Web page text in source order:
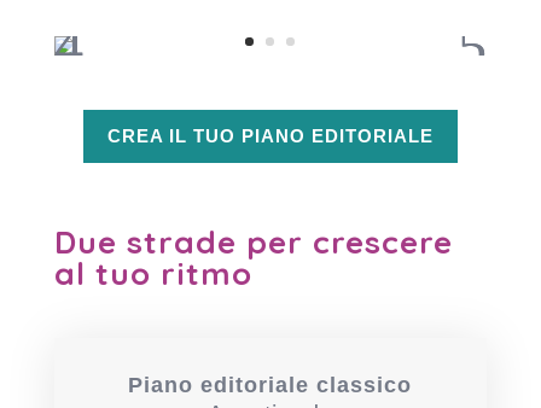
CREA IL TUO PIANO EDITORIALE
Due strade per crescere
al tuo ritmo
Piano editoriale classico